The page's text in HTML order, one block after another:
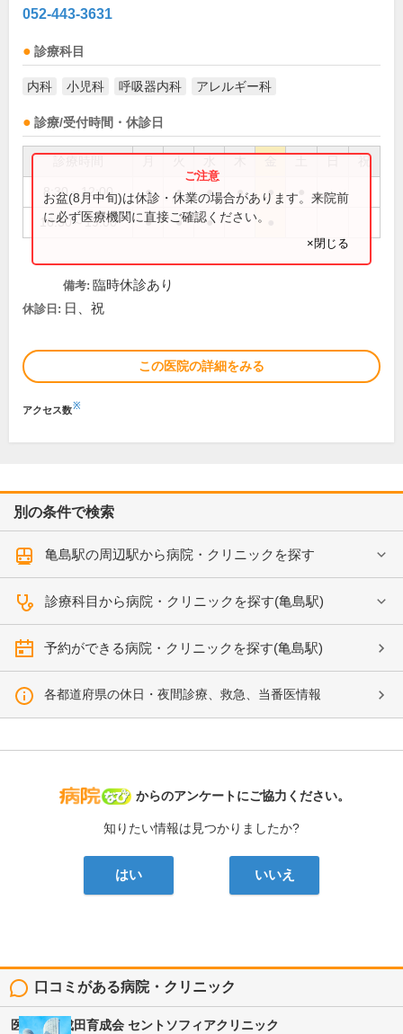
052-443-3631
診療科目
内科 小児科 呼吸器内科 アレルギー科
診療/受付時間・休診日
祝
8:30～12:00 ● ● ● ● ●
16:30～19:00 ● ● ●
お盆(8月中旬)は休診・休業の場合があります。来院前
に必ず医療機関に直接ご確認ください。
×閉じる
備考: 臨時休診あり
休診日: 日、祝
この医院の詳細をみる
アクセス数※
別の条件で検索
亀島駅の周辺駅から病院・クリニックを探す
診療科目から病院・クリニックを探す(亀島駅)
予約ができる病院・クリニックを探す(亀島駅)
各都道府県の休日・夜間診療、救急、当番医情報
病院なび
からのアンケートにご協力ください。
知りたい情報は見つかりましたか?
はい いいえ
口コミがある病院・クリニック
医療法人成田育成会 セントソフィアクリニック